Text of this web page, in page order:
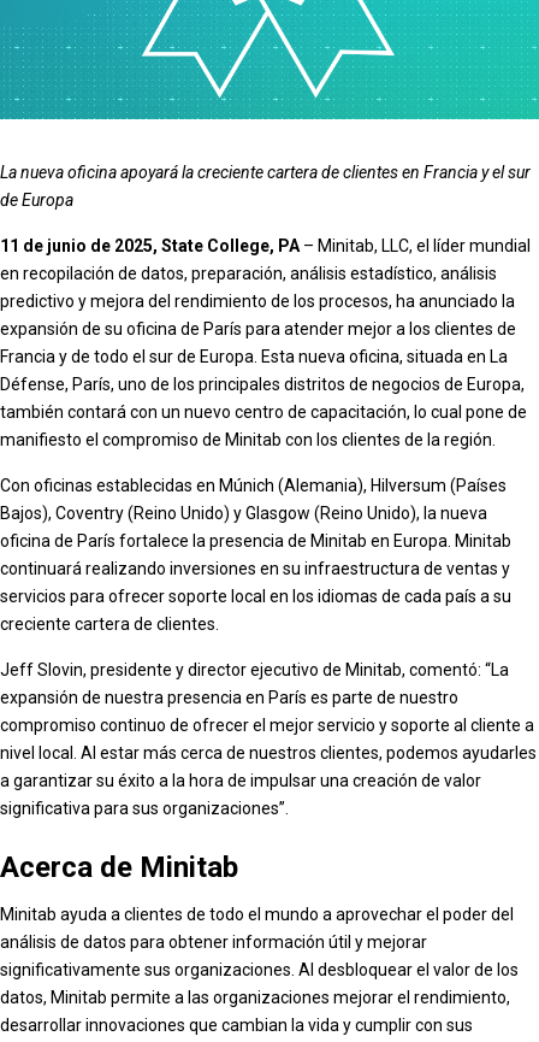
La nueva oficina apoyará la creciente cartera de clientes en Francia y el sur
de Europa
11 de junio de 2025, State College, PA – Minitab, LLC, el líder mundial
en recopilación de datos, preparación, análisis estadístico, análisis
predictivo y mejora del rendimiento de los procesos, ha anunciado la
expansión de su oficina de París para atender mejor a los clientes de
Francia y de todo el sur de Europa. Esta nueva oficina, situada en La
Défense, París, uno de los principales distritos de negocios de Europa,
también contará con un nuevo centro de capacitación, lo cual pone de
manifiesto el compromiso de Minitab con los clientes de la región.
Con oficinas establecidas en Múnich (Alemania), Hilversum (Países
Bajos), Coventry (Reino Unido) y Glasgow (Reino Unido), la nueva
oficina de París fortalece la presencia de Minitab en Europa. Minitab
continuará realizando inversiones en su infraestructura de ventas y
servicios para ofrecer soporte local en los idiomas de cada país a su
creciente cartera de clientes.
Jeff Slovin, presidente y director ejecutivo de Minitab, comentó: “La
expansión de nuestra presencia en París es parte de nuestro
compromiso continuo de ofrecer el mejor servicio y soporte al cliente a
nivel local. Al estar más cerca de nuestros clientes, podemos ayudarles
a garantizar su éxito a la hora de impulsar una creación de valor
significativa para sus organizaciones”.
Acerca de Minitab
Minitab ayuda a clientes de todo el mundo a aprovechar el poder del
análisis de datos para obtener información útil y mejorar
significativamente sus organizaciones. Al desbloquear el valor de los
datos, Minitab permite a las organizaciones mejorar el rendimiento,
desarrollar innovaciones que cambian la vida y cumplir con sus